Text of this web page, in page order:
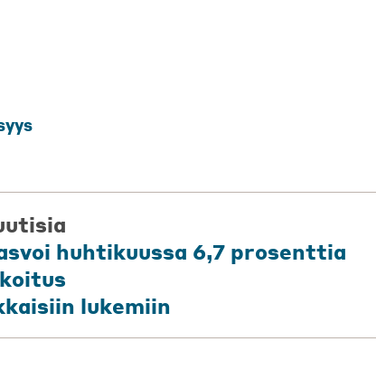
huhtikuussa 6,7 prosenttia
lukemiin